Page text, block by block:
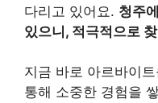
다리고 있어요. 청주
있으니, 적극적으로
지금 바로 아르바이
통해 소중한 경험을